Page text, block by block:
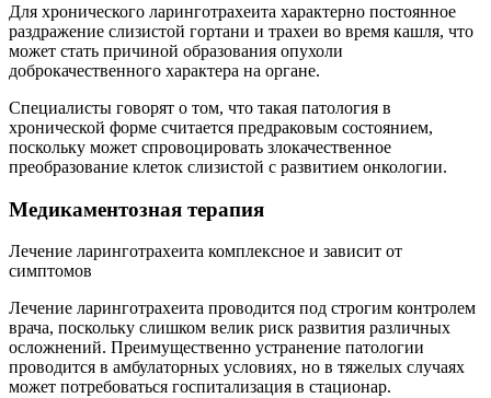
Для хронического ларинготрахеита характерно постоянное
раздражение слизистой гортани и трахеи во время кашля, что
может стать причиной образования опухоли
доброкачественного характера на органе.
Специалисты говорят о том, что такая патология в
хронической форме считается предраковым состоянием,
поскольку может спровоцировать злокачественное
преобразование клеток слизистой с развитием онкологии.
Медикаментозная терапия
Лечение ларинготрахеита комплексное и зависит от
симптомов
Лечение ларинготрахеита проводится под строгим контролем
врача, поскольку слишком велик риск развития различных
осложнений. Преимущественно устранение патологии
проводится в амбулаторных условиях, но в тяжелых случаях
может потребоваться госпитализация в стационар.